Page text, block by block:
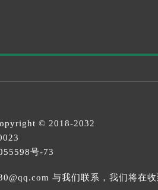
© 2018-2032
号-73
与我们联系，我们将在